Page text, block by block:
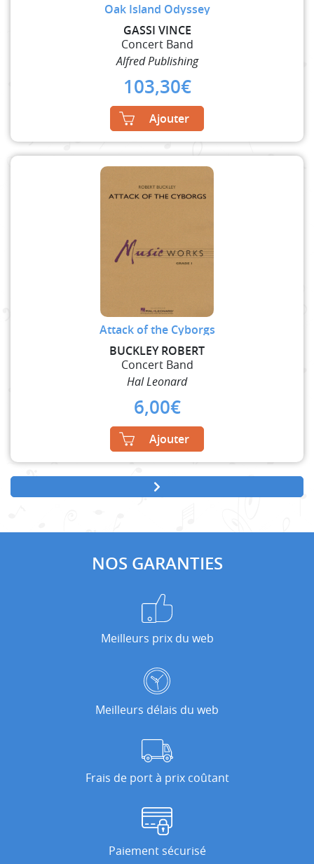
Oak Island Odyssey
GASSI VINCE
Concert Band
Alfred Publishing
103,30€
Ajouter
Attack of the Cyborgs
BUCKLEY ROBERT
Concert Band
Hal Leonard
6,00€
Ajouter
NOS GARANTIES
Meilleurs prix du web
Meilleurs délais du web
Frais de port à prix coûtant
Paiement sécurisé